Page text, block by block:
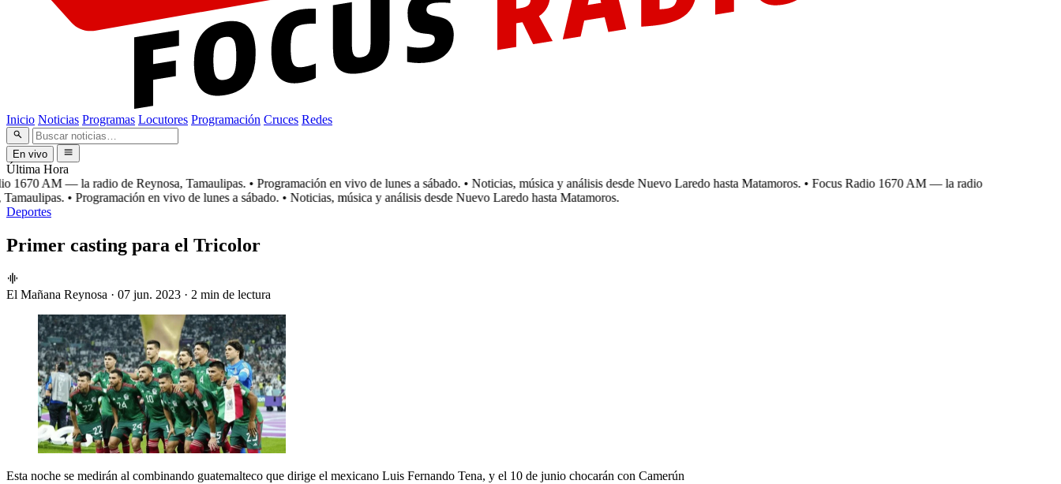
Inicio Noticias Programas Locutores Programación Cruces Redes
En vivo
Última Hora
1670 AM — la radio de Reynosa, Tamaulipas. • Programación en vivo de lunes a sábado. • Noticias, música y análisis desde Nuevo Laredo hasta Matamoros. • Focus Radio 1670 AM — la radio
• Programación en vivo de lunes a sábado. • Noticias, música y análisis desde Nuevo Laredo hasta Matamoros.
Deportes
Primer casting para el Tricolor
El Mañana Reynosa · 07 jun. 2023 · 2 min de lectura
Esta noche se medirán al combinando guatemalteco que dirige el mexicano Luis Fernando Tena, y el 10 de junio chocarán con Camerún